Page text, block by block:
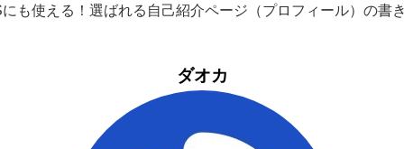
も使える！選ばれる自己紹介ページ（プロフィール）の書
ダオカ